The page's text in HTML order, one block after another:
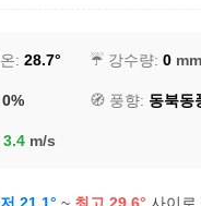
: 28.7° ☔ 강수량: 0 mm
0% 🧭 풍향: 동북동
3.4 m/s
21.1° ~ 최고 29.6° 사이로